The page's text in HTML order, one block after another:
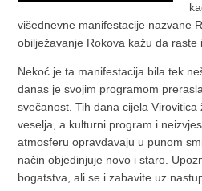
višednevne manifestacije nazvane
obilježavanje Rokova kažu da raste
Nekoć je ta manifestacija bila tek
danas je svojim programom
svečanost. Tih dana cijela Virovitica
veselja, a kulturni program i
atmosferu opravdavaju u punom
način objedinjuje novo i staro.
bogatstva, ali se i zabavite uz